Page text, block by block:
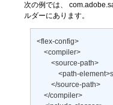
次の例では、
ルダーにあります。
<flex-config>
    <compiler>
        <source-path>
<path-
        </source-path>
    </compiler>